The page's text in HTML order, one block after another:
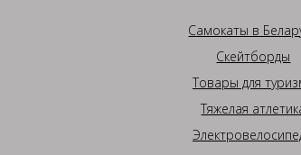
Самокаты в
Скейтборды
Товары для
Тяжелая